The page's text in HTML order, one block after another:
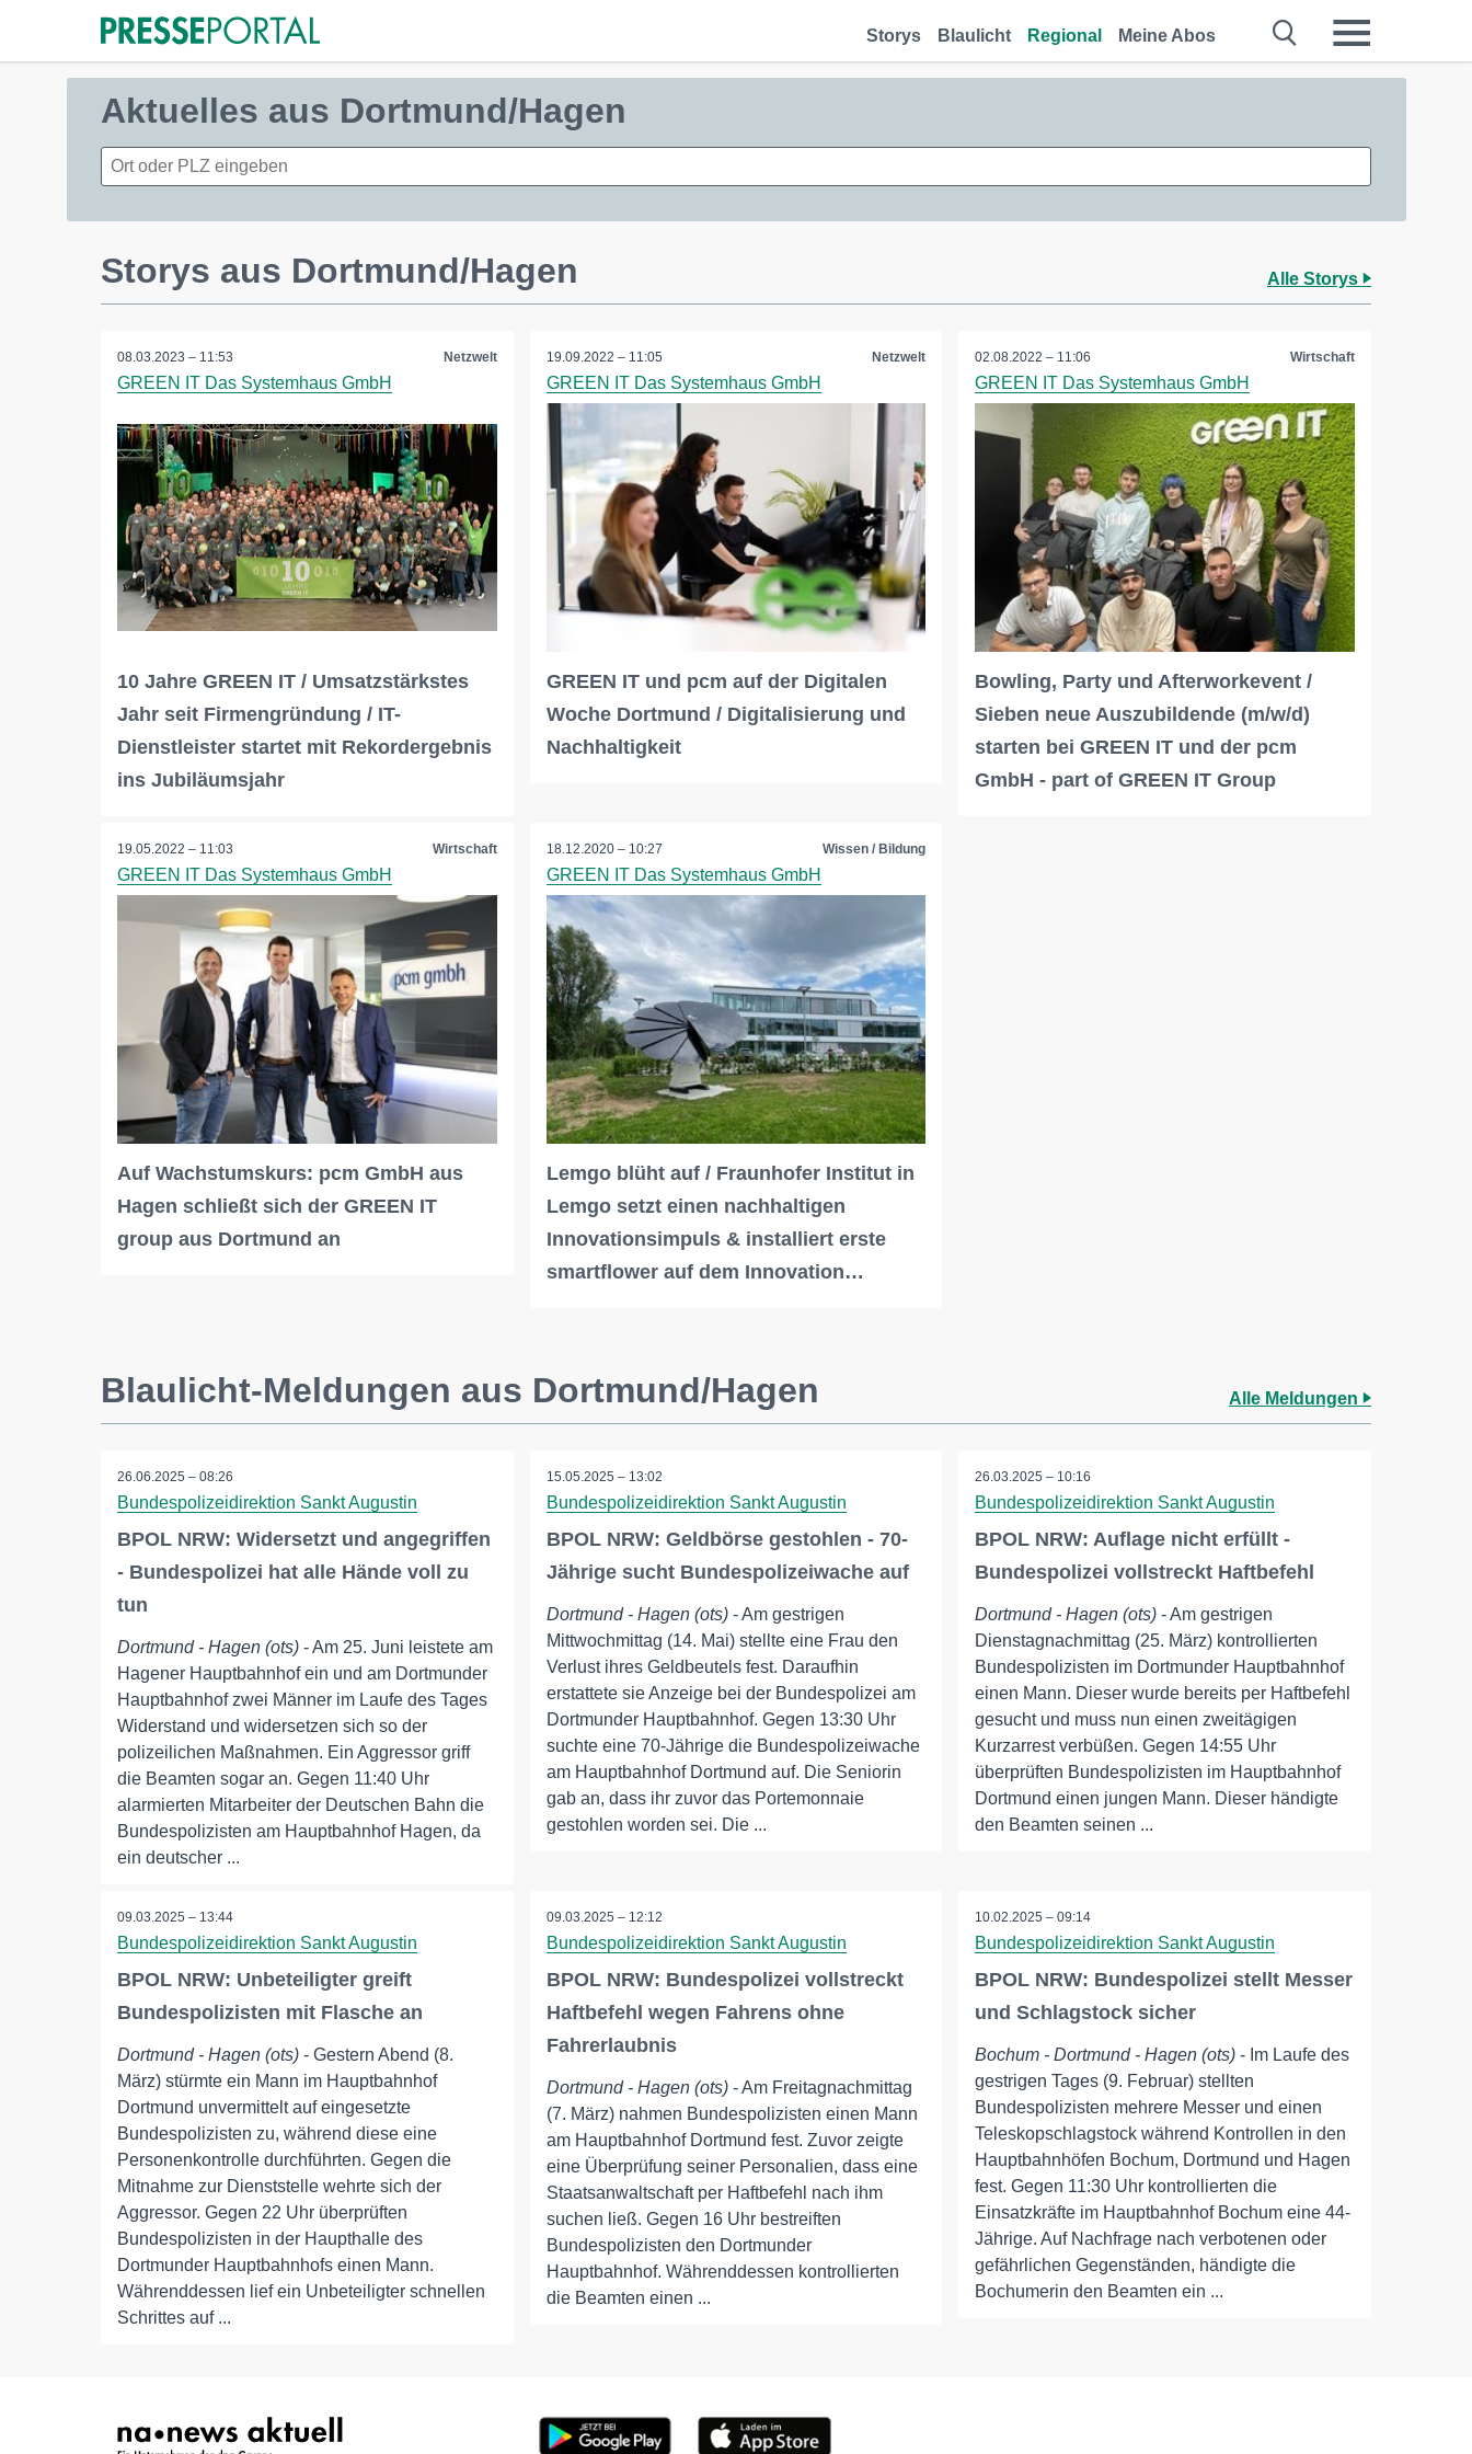
Storys Blaulicht Regional Meine Abos
Aktuelles aus Dortmund/Hagen
Storys aus Dortmund/Hagen Alle Storys
08.03.2023 – 11:53 Netzwelt
GREEN IT Das Systemhaus GmbH
10 Jahre GREEN IT / Umsatzstärkstes
Jahr seit Firmengründung / IT-
Dienstleister startet mit Rekordergebnis
ins Jubiläumsjahr
19.09.2022 – 11:05 Netzwelt
GREEN IT Das Systemhaus GmbH
GREEN IT und pcm auf der Digitalen
Woche Dortmund / Digitalisierung und
Nachhaltigkeit
02.08.2022 – 11:06 Wirtschaft
GREEN IT Das Systemhaus GmbH
Bowling, Party und Afterworkevent /
Sieben neue Auszubildende (m/w/d)
starten bei GREEN IT und der pcm
GmbH - part of GREEN IT Group
19.05.2022 – 11:03 Wirtschaft
GREEN IT Das Systemhaus GmbH
Auf Wachstumskurs: pcm GmbH aus
Hagen schließt sich der GREEN IT
group aus Dortmund an
18.12.2020 – 10:27 Wissen / Bildung
GREEN IT Das Systemhaus GmbH
Lemgo blüht auf / Fraunhofer Institut in
Lemgo setzt einen nachhaltigen
Innovationsimpuls & installiert erste
smartflower auf dem Innovation…
Blaulicht-Meldungen aus Dortmund/Hagen Alle Meldungen
26.06.2025 – 08:26
Bundespolizeidirektion Sankt Augustin
BPOL NRW: Widersetzt und angegriffen
- Bundespolizei hat alle Hände voll zu
tun
Dortmund - Hagen (ots) - Am 25. Juni leistete am
Hagener Hauptbahnhof ein und am Dortmunder
Hauptbahnhof zwei Männer im Laufe des Tages
Widerstand und widersetzen sich so der
polizeilichen Maßnahmen. Ein Aggressor griff
die Beamten sogar an. Gegen 11:40 Uhr
alarmierten Mitarbeiter der Deutschen Bahn die
Bundespolizisten am Hauptbahnhof Hagen, da
ein deutscher ...
15.05.2025 – 13:02
Bundespolizeidirektion Sankt Augustin
BPOL NRW: Geldbörse gestohlen - 70-
Jährige sucht Bundespolizeiwache auf
Dortmund - Hagen (ots)- Am gestrigen
Mittwochmittag (14. Mai) stellte eine Frau den
Verlust ihres Geldbeutels fest. Daraufhin
erstattete sie Anzeige bei der Bundespolizei am
Dortmunder Hauptbahnhof. Gegen 13:30 Uhr
suchte eine 70-Jährige die Bundespolizeiwache
am Hauptbahnhof Dortmund auf. Die Seniorin
gab an, dass ihr zuvor das Portemonnaie
gestohlen worden sei. Die ...
26.03.2025 – 10:16
Bundespolizeidirektion Sankt Augustin
BPOL NRW: Auflage nicht erfüllt -
Bundespolizei vollstreckt Haftbefehl
Dortmund - Hagen (ots) - Am gestrigen
Dienstagnachmittag (25. März) kontrollierten
Bundespolizisten im Dortmunder Hauptbahnhof
einen Mann. Dieser wurde bereits per Haftbefehl
gesucht und muss nun einen zweitägigen
Kurzarrest verbüßen. Gegen 14:55 Uhr
überprüften Bundespolizisten im Hauptbahnhof
Dortmund einen jungen Mann. Dieser händigte
den Beamten seinen ...
09.03.2025 – 13:44
Bundespolizeidirektion Sankt Augustin
BPOL NRW: Unbeteiligter greift
Bundespolizisten mit Flasche an
Dortmund - Hagen (ots) - Gestern Abend (8.
März) stürmte ein Mann im Hauptbahnhof
Dortmund unvermittelt auf eingesetzte
Bundespolizisten zu, während diese eine
Personenkontrolle durchführten. Gegen die
Mitnahme zur Dienststelle wehrte sich der
Aggressor. Gegen 22 Uhr überprüften
Bundespolizisten in der Haupthalle des
Dortmunder Hauptbahnhofs einen Mann.
Währenddessen lief ein Unbeteiligter schnellen
Schrittes auf ...
09.03.2025 – 12:12
Bundespolizeidirektion Sankt Augustin
BPOL NRW: Bundespolizei vollstreckt
Haftbefehl wegen Fahrens ohne
Fahrerlaubnis
Dortmund - Hagen (ots)- Am Freitagnachmittag
(7. März) nahmen Bundespolizisten einen Mann
am Hauptbahnhof Dortmund fest. Zuvor zeigte
eine Überprüfung seiner Personalien, dass eine
Staatsanwaltschaft per Haftbefehl nach ihm
suchen ließ. Gegen 16 Uhr bestreiften
Bundespolizisten den Dortmunder
Hauptbahnhof. Währenddessen kontrollierten
die Beamten einen ...
10.02.2025 – 09:14
Bundespolizeidirektion Sankt Augustin
BPOL NRW: Bundespolizei stellt Messer
und Schlagstock sicher
Bochum - Dortmund - Hagen (ots) - Im Laufe des
gestrigen Tages (9. Februar) stellten
Bundespolizisten mehrere Messer und einen
Teleskopschlagstock während Kontrollen in den
Hauptbahnhöfen Bochum, Dortmund und Hagen
fest. Gegen 11:30 Uhr kontrollierten die
Einsatzkräfte im Hauptbahnhof Bochum eine 44-
Jährige. Auf Nachfrage nach verbotenen oder
gefährlichen Gegenständen, händigte die
Bochumerin den Beamten ein ...